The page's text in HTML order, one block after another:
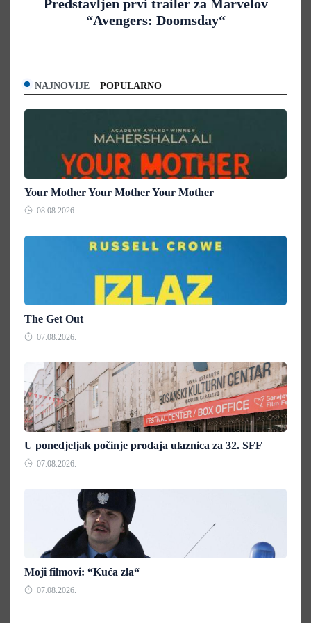
Predstavljen prvi trailer za Marvelov
“Avengers: Doomsday“
NAJNOVIJE POPULARNO
Your Mother Your Mother Your Mother
08.08.2026.
The Get Out
07.08.2026.
U ponedjeljak počinje prodaja ulaznica za 32. SFF
07.08.2026.
Moji filmovi: “Kuća zla“
07.08.2026.